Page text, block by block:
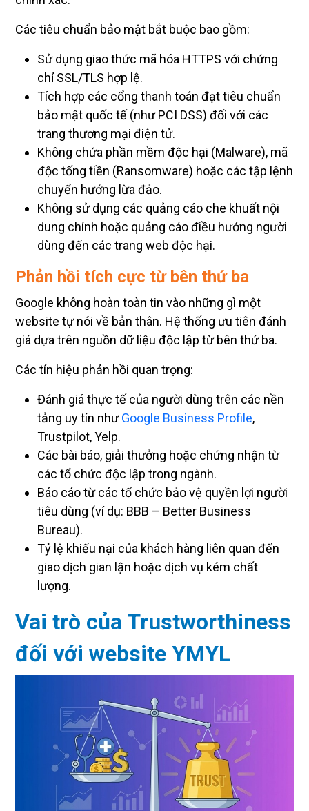
Các tiêu chuẩn bảo mật bắt buộc bao gồm:
Sử dụng giao thức mã hóa HTTPS với chứng
chỉ SSL/TLS hợp lệ.
Tích hợp các cổng thanh toán đạt tiêu chuẩn
bảo mật quốc tế (như PCI DSS) đối với các
trang thương mại điện tử.
Không chứa phần mềm độc hại (Malware), mã
độc tống tiền (Ransomware) hoặc các tập lệnh
chuyển hướng lừa đảo.
Không sử dụng các quảng cáo che khuất nội
dung chính hoặc quảng cáo điều hướng người
dùng đến các trang web độc hại.
Phản hồi tích cực từ bên thứ ba
Google không hoàn toàn tin vào những gì một
website tự nói về bản thân. Hệ thống ưu tiên đánh
giá dựa trên nguồn dữ liệu độc lập từ bên thứ ba.
Các tín hiệu phản hồi quan trọng:
Đánh giá thực tế của người dùng trên các nền
tảng uy tín nhưGoogle Business Profile,
Trustpilot, Yelp.
Các bài báo, giải thưởng hoặc chứng nhận từ
các tổ chức độc lập trong ngành.
Báo cáo từ các tổ chức bảo vệ quyền lợi người
tiêu dùng (ví dụ: BBB – Better Business
Bureau).
Tỷ lệ khiếu nại của khách hàng liên quan đến
giao dịch gian lận hoặc dịch vụ kém chất
lượng.
Vai trò của Trustworthiness
đối với website YMYL